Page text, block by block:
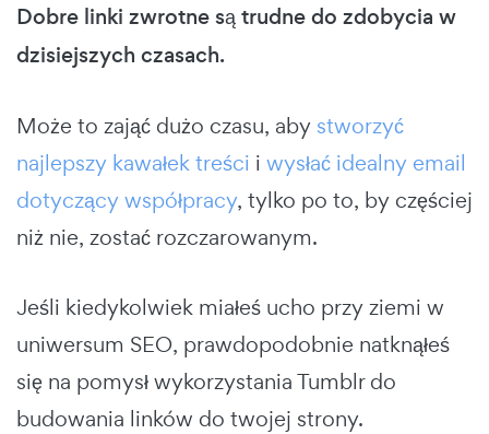
Dobre linki zwrotne są trudne do zdobycia w
dzisiejszych czasach.
Może to zająć dużo czasu, aby stworzyć
najlepszy kawałek treści i wysłać idealny email
dotyczący współpracy, tylko po to, by częściej
niż nie, zostać rozczarowanym.
Jeśli kiedykolwiek miałeś ucho przy ziemi w
uniwersum SEO, prawdopodobnie natknąłeś
się na pomysł wykorzystania Tumblr do
budowania linków do twojej strony.